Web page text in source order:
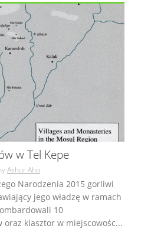
w Tel Kepe
Ashur Aho
Narodzenia 2015 gorliwi
jego władzę w ramach
10
klasztor w miejscowośc...